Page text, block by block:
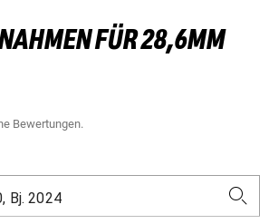
FÜR 28,6MM
Bewertungen.